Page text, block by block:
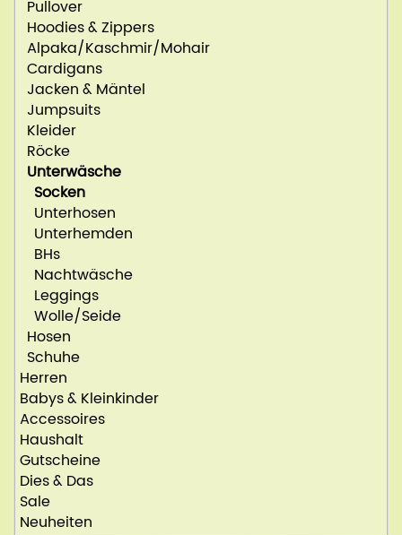
Pullover
Hoodies & Zippers
Alpaka/Kaschmir/Mohair
Cardigans
Jacken & Mäntel
Jumpsuits
Kleider
Röcke
Unterwäsche
Socken
Unterhosen
Unterhemden
BHs
Nachtwäsche
Leggings
Wolle/Seide
Hosen
Schuhe
Herren
Babys & Kleinkinder
Accessoires
Haushalt
Gutscheine
Dies & Das
Sale
Neuheiten